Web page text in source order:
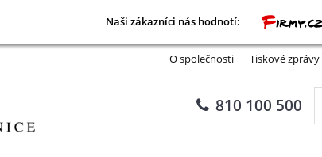
Naši zákazníci nás hodnotí:
O společnosti Tiskové zprávy
810 100 500
Naši zákazníci nás hodnotí: